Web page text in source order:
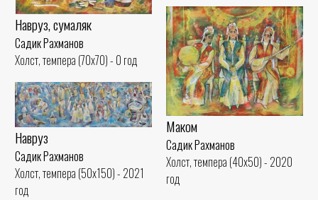
Навруз, сумаляк
Садик Рахманов
Холст, темпера (70x70) - 0 год
Маком
Садик Рахманов
Холст, темпера (40x50) - 2020
год
Навруз
Садик Рахманов
Холст, темпера (50x150) - 2021
год